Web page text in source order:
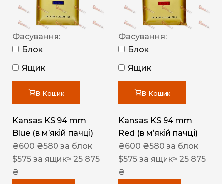
Фасування:
Блок
Ящик
В Кошик
Kansas KS 94 mm
Blue (в мʼякій пачці)
₴600 ₴580 за блок
$575 за ящик≈ 25 875
₴
Фасування:
Блок
Ящик
В Кошик
Kansas KS 94 mm
Red (в мʼякій пачці)
₴600 ₴580 за блок
$575 за ящик≈ 25 875
₴